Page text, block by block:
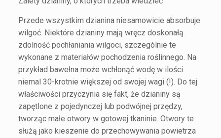
Przede wszystkim dzianina niesamowicie absorbuje
wilgoć. Niektóre dzianiny mają wręcz doskonałą
zdolność pochłaniania wilgoci, szczególnie te
wykonane z materiałów pochodzenia roślinnego. Na
przykład bawełna może wchłonąć wodę w ilości
niemal 30-krotnie większej od swojej wagi (!). Do tej
właściwości przyczynia się fakt, że dzianiny są
zapętlone z pojedynczej lub podwójnej przędzy,
tworząc małe otwory w gotowej tkaninie. Otwory te
służą jako kieszenie do przechowywania powietrza